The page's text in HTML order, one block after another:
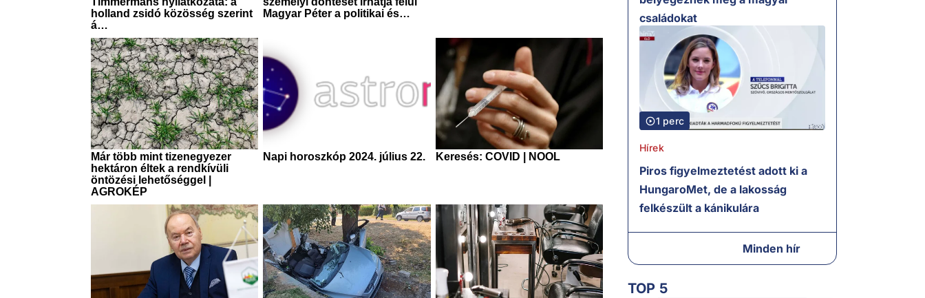
családokat
1 perc
Hírek
Piros figyelmeztetést adott ki a
HungaroMet, de a lakosság
felkészült a kánikulára
Minden hír
TOP 5